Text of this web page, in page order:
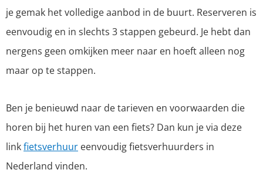
je gemak het volledige aanbod in de buurt. Reserveren is
eenvoudig en in slechts 3 stappen gebeurd. Je hebt dan
nergens geen omkijken meer naar en hoeft alleen nog
maar op te stappen.
Ben je benieuwd naar de tarieven en voorwaarden die
horen bij het huren van een fiets? Dan kun je via deze
linkfietsverhuur eenvoudig fietsverhuurders in
Nederland vinden.